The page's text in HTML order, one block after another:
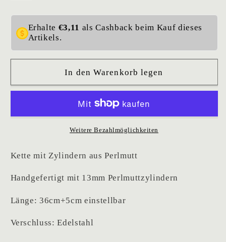
Grace
Grace
Erhalte €3,11 als Cashback beim Kauf dieses
Artikels.
In den Warenkorb legen
Weitere Bezahlmöglichkeiten
Kette mit Zylindern aus Perlmutt
Handgefertigt mit 13mm Perlmuttzylindern
Länge: 36cm+5cm einstellbar
Verschluss: Edelstahl